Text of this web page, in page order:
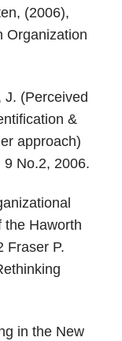
(2006),
Organization
J. (Perceived
&
approach)
9 No.2, 2006.
the Haworth
Fraser P.
in the New